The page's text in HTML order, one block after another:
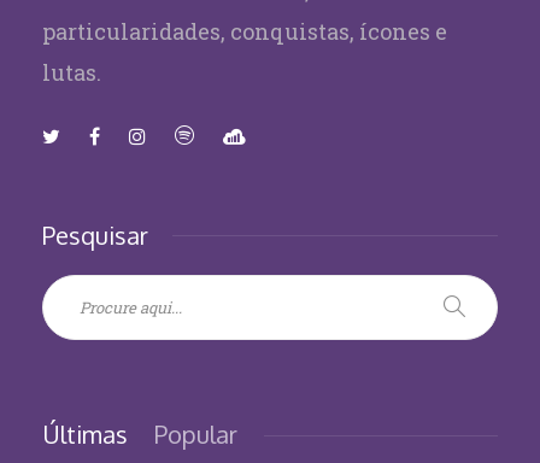
particularidades, conquistas, ícones e
lutas.
Pesquisar
Últimas Popular